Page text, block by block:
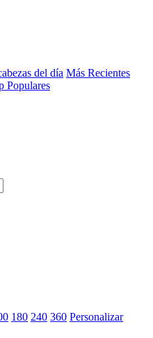
del día Más Recientes
Populares
180 240 360 Personalizar